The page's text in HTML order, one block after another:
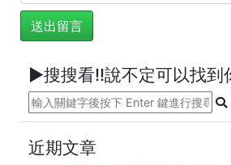
►搜搜看!!說不定可以找到
近期文章